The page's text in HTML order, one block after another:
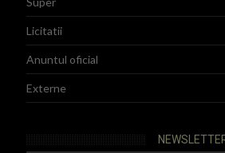
Licitatii
Anuntul oficial
Externe